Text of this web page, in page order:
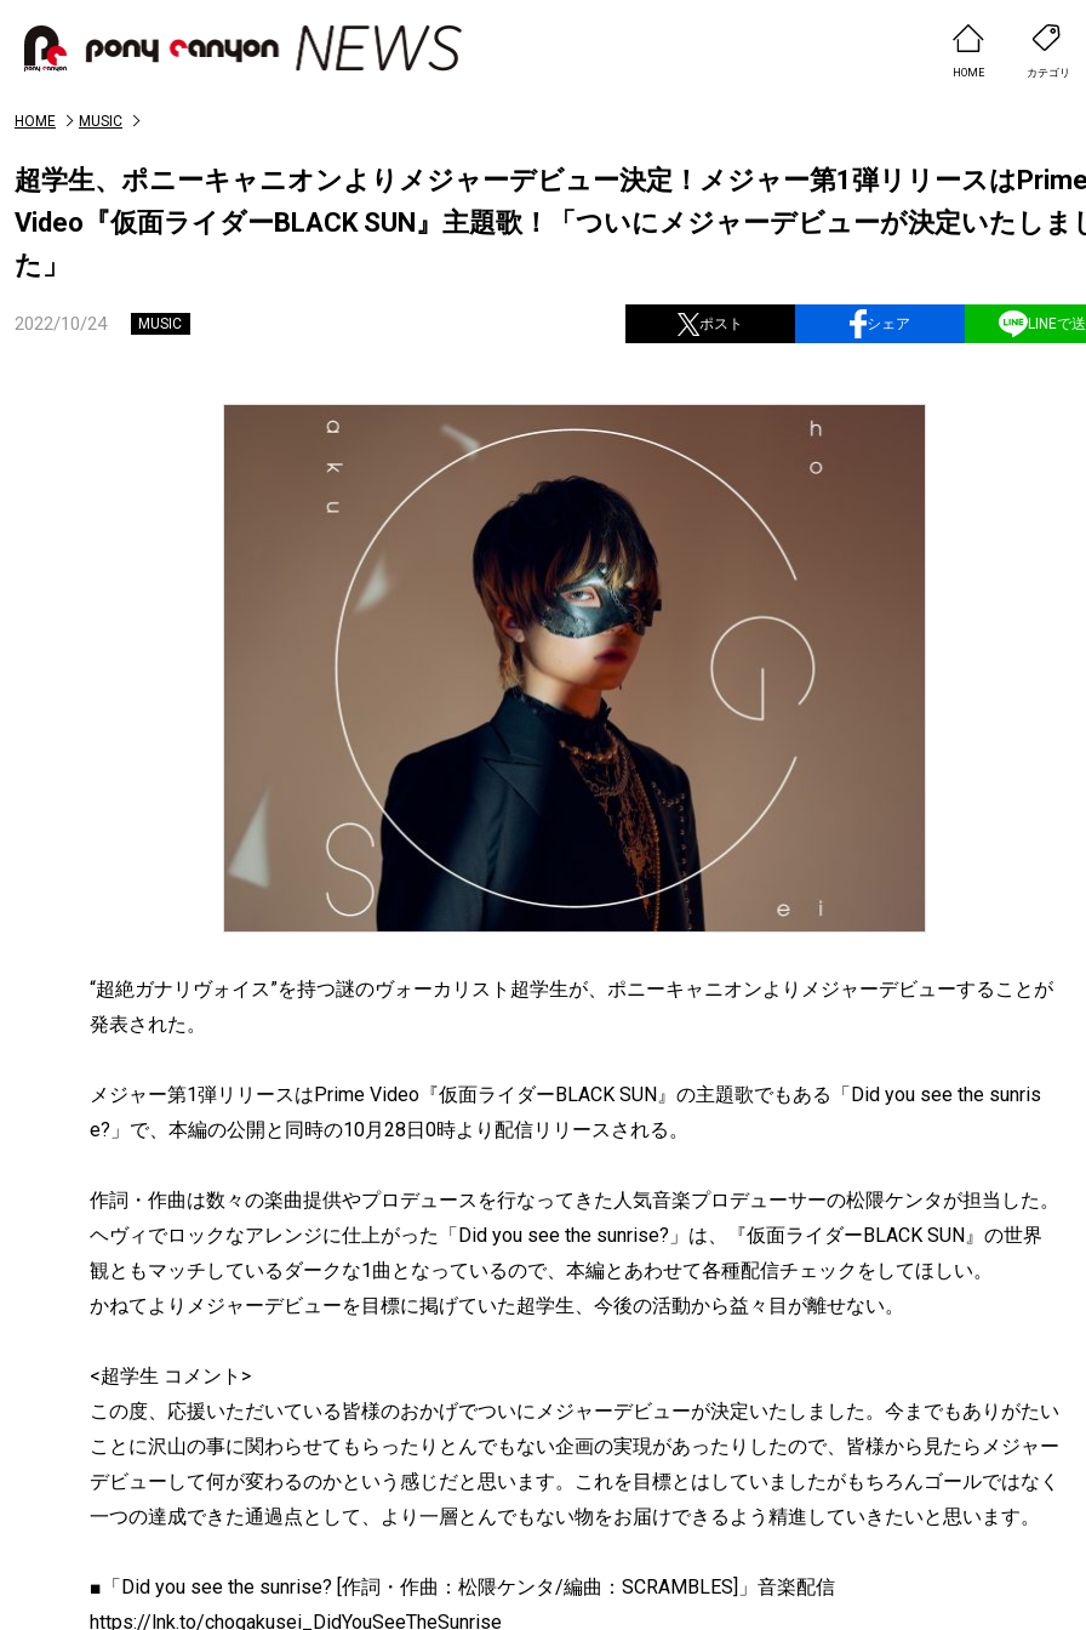
HOME カテゴリ
HOME MUSIC
超学生、ポニーキャニオンよりメジャーデビュー決定！メジャー第1弾リリースは
Video『仮面ライダーBLACK SUN』主題歌！「ついにメジャーデビューが決定いたしま
た」
2022/10/24 MUSIC ポスト シェア LINEで
“超絶ガナリヴォイス”を持つ謎のヴォーカリスト超学生が、ポニーキャニオンよりメジャーデビューすることが
発表された。
メジャー第1弾リリースはPrime Video『仮面ライダーBLACK SUN』の主題歌でもある「Did you see the sunris
e?」で、本編の公開と同時の10月28日0時より配信リリースされる。
作詞・作曲は数々の楽曲提供やプロデュースを行なってきた人気音楽プロデューサーの松隈ケンタが担当した。
ヘヴィでロックなアレンジに仕上がった「Did you see the sunrise?」は、『仮面ライダーBLACK SUN』の世界
観ともマッチしているダークな1曲となっているので、本編とあわせて各種配信チェックをしてほしい。
かねてよりメジャーデビューを目標に掲げていた超学生、今後の活動から益々目が離せない。
<超学生 コメント>
この度、応援いただいている皆様のおかげでついにメジャーデビューが決定いたしました。今までもありがたい
ことに沢山の事に関わらせてもらったりとんでもない企画の実現があったりしたので、皆様から見たらメジャー
デビューして何が変わるのかという感じだと思います。これを目標とはしていましたがもちろんゴールではなく
一つの達成できた通過点として、より一層とんでもない物をお届けできるよう精進していきたいと思います。
■「Did you see the sunrise? [作詞・作曲：松隈ケンタ/編曲：SCRAMBLES]」音楽配信
https://lnk.to/chogakusei_DidYouSeeTheSunrise